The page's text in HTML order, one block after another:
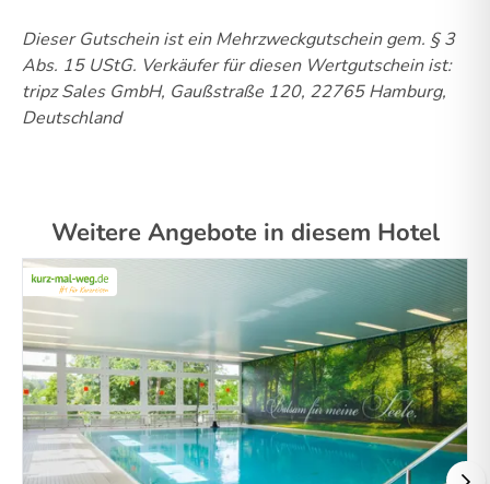
Dieser Gutschein ist ein Mehrzweckgutschein gem. § 3
Abs. 15 UStG. Verkäufer für diesen Wertgutschein ist:
tripz Sales GmbH, Gaußstraße 120, 22765 Hamburg,
Deutschland
Weitere Angebote in diesem Hotel